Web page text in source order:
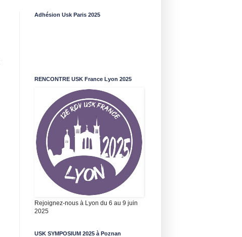
Adhésion Usk Paris 2025
RENCONTRE USK France Lyon 2025
Rejoignez-nous à Lyon du 6 au 9 juin
2025
USK SYMPOSIUM 2025 à Poznan